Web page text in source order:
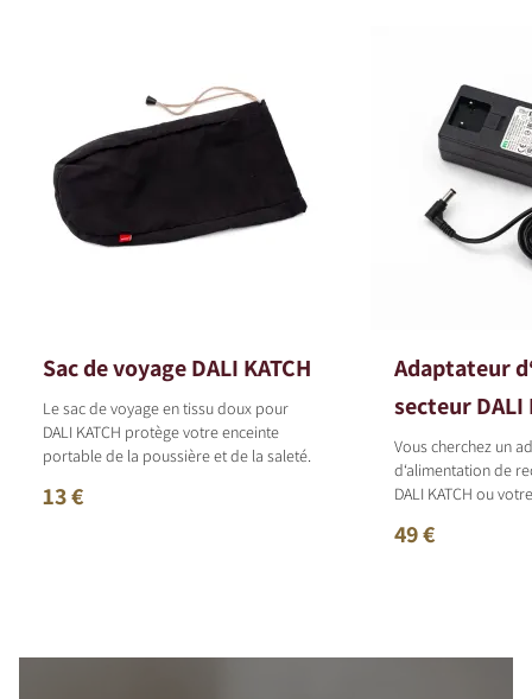
Sac de voyage DALI KATCH
Le sac de voyage en tissu doux pour
DALI KATCH protège votre enceinte
portable de la poussière et de la saleté.
13 €
Adaptateur
secteur DALI
Vous cherchez un
d‘alimentation de
DALI KATCH ou
49 €